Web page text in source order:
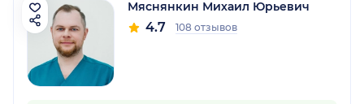
Мяснянкин Михаил Юрьевич
4.7 108 отзывов